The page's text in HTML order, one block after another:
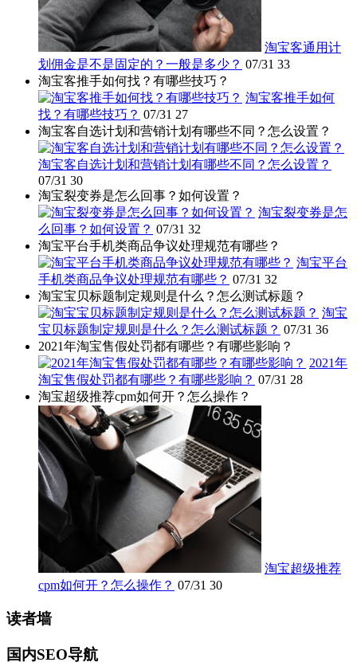
淘宝客通用计
划佣金是不是固定的？一般是多少？ 07/31 33
淘宝客推手如何找？有哪些技巧？
淘宝客推手如何
找？有哪些技巧？ 07/31 27
淘宝客自选计划和营销计划有哪些不同？怎么设置？
淘宝客自选计划和营销计划有哪些不同？怎么设置？
07/31 30
淘宝裂变券是怎么回事？如何设置？
淘宝裂变券是怎
么回事？如何设置？ 07/31 32
淘宝平台手机类商品争议处理规范有哪些？
淘宝平台
手机类商品争议处理规范有哪些？ 07/31 32
淘宝宝贝标题制定规则是什么？怎么测试标题？
淘宝
宝贝标题制定规则是什么？怎么测试标题？ 07/31 36
2021年淘宝售假处罚都有哪些？有哪些影响？
2021年
淘宝售假处罚都有哪些？有哪些影响？ 07/31 28
淘宝超级推荐cpm如何开？怎么操作？
淘宝超级推荐
cpm如何开？怎么操作？ 07/31 30
读者墙
国内SEO导航